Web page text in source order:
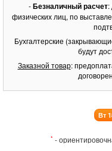
-Безналичный расчет:
физических лиц, по
Бухгалтерские
будут
Заказной товар:
Вт
* -